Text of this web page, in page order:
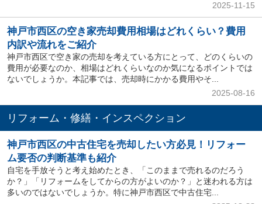
2025-11-15
神戸市西区の空き家売却費用相場はどれくらい？費用
内訳や流れをご紹介
神戸市西区で空き家の売却を考えている方にとって、どのくらいの
費用が必要なのか、相場はどれくらいなのか気になるポイントでは
ないでしょうか。本記事では、売却時にかかる費用やそ...
2025-08-16
リフォーム・修繕・インスペクション
神戸市西区の中古住宅を売却したい方必見！リフォー
ム要否の判断基準も紹介
自宅を手放そうと考え始めたとき、「このままで売れるのだろう
か？」「リフォームをしてからの方がよいのか？」と迷われる方は
多いのではないでしょうか。特に神戸市西区で中古住宅...